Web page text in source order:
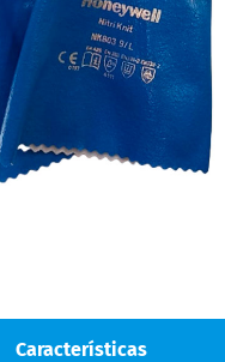
Características